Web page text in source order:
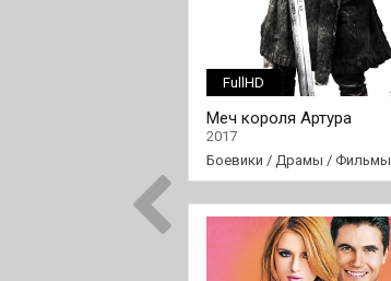
FullHD
Меч короля Артура
2017
Боевики / Драмы / Фильмы